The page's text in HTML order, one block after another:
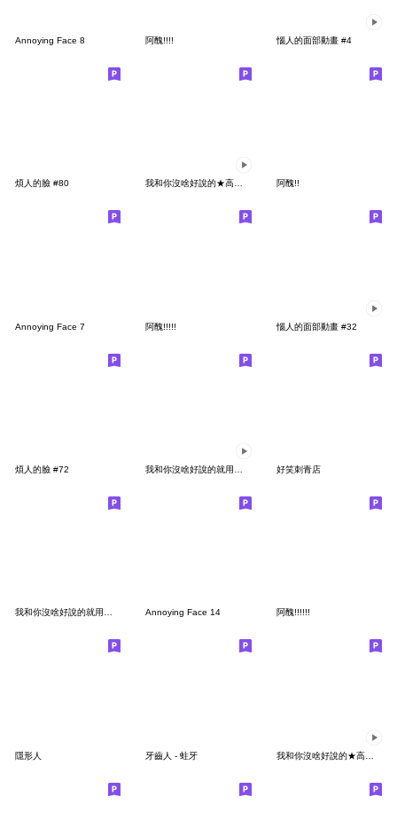
Annoying Face 8 阿醜!!!! 惱人的面部動畫 #4
煩人的臉 #80 我和你沒啥好說的★高速動態ver.太激動了!! 阿醜!!
Annoying Face 7 阿醜!!!!! 惱人的面部動畫 #32
煩人的臉 #72 好笑刺青店
我和你沒啥好說的就用表情貼來表達吧！3 Annoying Face 14 阿醜!!!!!!
隱形人 牙齒人 - 蛀牙 我和你沒啥好說的★高速動態ver.怪怪的可愛